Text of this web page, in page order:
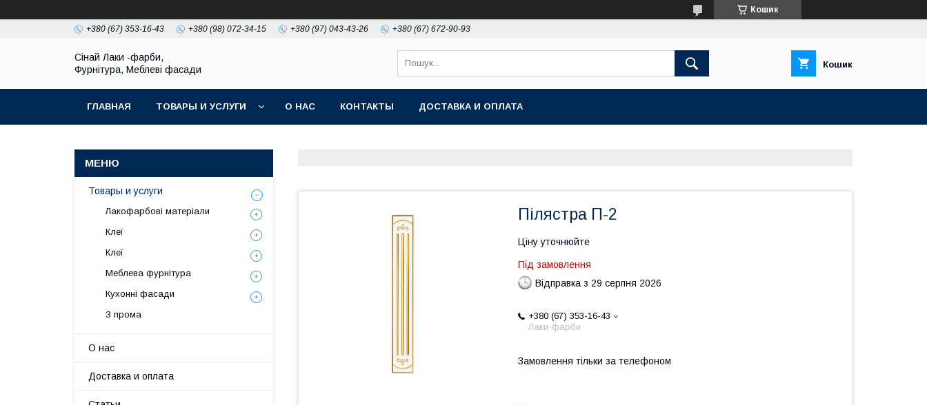
Кошик
+380 (67) 353-16-43 +380 (98) 072-34-15 +380 (97) 043-43-26 +380 (67) 672-90-93
Сінай Лаки -фарби,
Фурнітура, Меблеві фасади
Кошик
ГЛАВНАЯ ТОВАРЫ И УСЛУГИ О НАС КОНТАКТЫ ДОСТАВКА И ОПЛАТА
Пілястра П-2
Ціну уточнюйте
Під замовлення
Відправка з 29 серпня 2026
+380 (67) 353-16-43
Лаки-фарби
Замовлення тільки за телефоном
Товары и услуги
Лакофарбові матеріали
Клеї
Клеї
Меблева фурнітура
Кухонні фасади
З прома
О нас
Доставка и оплата